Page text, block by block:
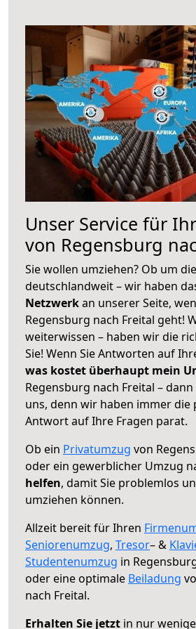
Unser Service für
von Regensburg
Sie wollen umziehen? Ob um
deutschlandweit – wir haben
Netzwerkan unserer Seite,
Regensburg nach Freital geht!
weiterwissen – haben wir die
Sie! Wenn Sie Antworten auf
was kostet überhaupt mein
Regensburg nach Freital –
uns, denn wir haben immer die
Antwort auf Ihre Fragen parat.
Ob ein Privatumzug von
oder ein gewerblicher Umzug
helfen, damit Sie problemlos
umziehen können.
Allzeit bereit für Ihren
Seniorenumzug, Tresor– &
Studentenumzug in
oder eine optimale Beiladung
nach Freital.
Erhalten Sie jetzt in nur